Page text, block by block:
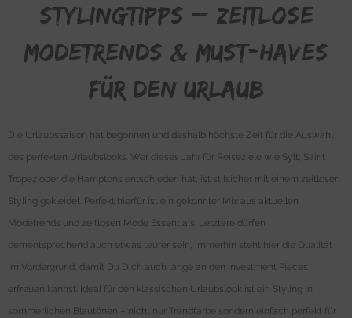
Stylingtipps – Zeitlose
Modetrends & Must-Haves
für den Urlaub
Die Urlaubssaison hat begonnen und deshalb höchste Zeit für die Auswahl
des perfekten Urlaubslooks. Wer dieses Jahr für Reiseziele wie Sylt, Saint
Tropez oder die Hamptons entschieden hat, ist stilsicher mit einem zeitlosen
Styling gekleidet. Perfekt hierfür ist ein gekonnter Mix aus aktuellen
Modetrends und zeitlosen Mode Essentials. Letztere dürfen
dementsprechend auch etwas teurer sein, immerhin steht hier die Qualität
im Vordergrund, damit Du Dich auch lange an den Investment Pieces
erfreuen kannst. Ideal für den klassischen Urlaubslook ist ein Styling in
sommerlichen Blautönen – nicht nur Trendfarbe sondern einfach perfekt für